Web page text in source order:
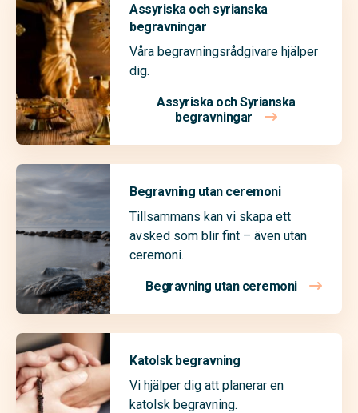
Assyriska och syrianska
begravningar
Våra begravningsrådgivare hjälper
dig.
Assyriska och Syrianska
begravningar
Begravning utan ceremoni
Tillsammans kan vi skapa ett
avsked som blir fint – även utan
ceremoni.
Begravning utan ceremoni
Katolsk begravning
Vi hjälper dig att planerar en
katolsk begravning.